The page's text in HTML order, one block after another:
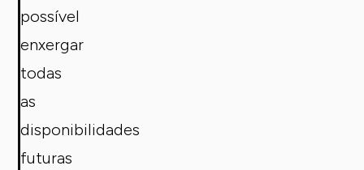
possível
enxergar
todas
as
disponibilidades
futuras